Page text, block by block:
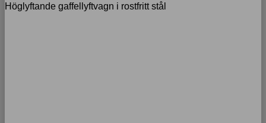
Höglyftande gaffellyftvagn i rostfritt stål